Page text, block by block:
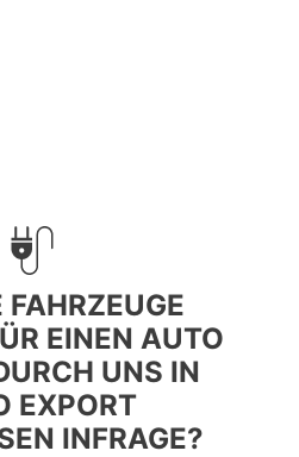
EINEN AUTO
UNS IN
EXPORT
INFRAGE?